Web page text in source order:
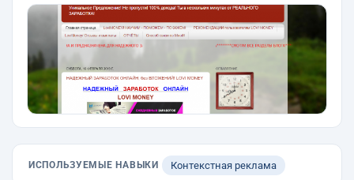
ИСПОЛЬЗУЕМЫЕ НАВЫКИ Контекстная реклама